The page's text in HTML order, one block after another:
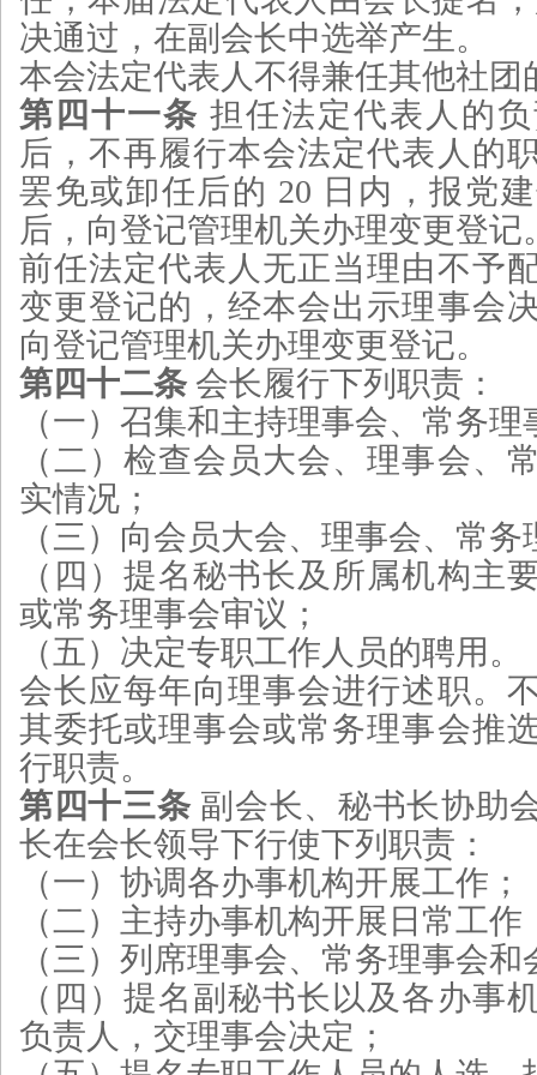
决通过，在副会长中选举产生。
本会法定代表人不得兼任其他社团
第四十一条 担任法定代表人的
后，不再履行本会法定代表人的
罢免或卸任后的 20 日内，报党
后，向登记管理机关办理变更登记
前任法定代表人无正当理由不予
变更登记的，经本会出示理事会
向登记管理机关办理变更登记。
第四十二条 会长履行下列职责：
（一）召集和主持理事会、常务理
（二）检查会员大会、理事会、
实情况；
（三）向会员大会、理事会、常
（四）提名秘书长及所属机构主
或常务理事会审议；
（五）决定专职工作人员的聘用。
会长应每年向理事会进行述职。
其委托或理事会或常务理事会推
行职责。
第四十三条 副会长、秘书长协助
长在会长领导下行使下列职责：
（一）协调各办事机构开展工作；
（二）主持办事机构开展日常工作
（三）列席理事会、常务理事会
（四）提名副秘书长以及各办事
负责人，交理事会决定；